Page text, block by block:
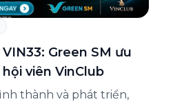
Green SM ưu
viên VinClub
thành và phát triển,